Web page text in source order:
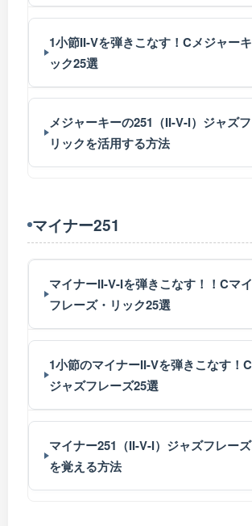
1小節II-Vを弾きこなす！Cメジャー
ック25選
メジャーキーの251（II-V-I）ジャズ
リックを活用する方法
マイナー251
マイナーII-V-Iを弾きこなす！！Cマ
フレーズ・リック25選
1小節のマイナーII-Vを弾きこなす！
ジャズフレーズ25選
マイナー251（II-V-I）ジャズフレー
を覚える方法